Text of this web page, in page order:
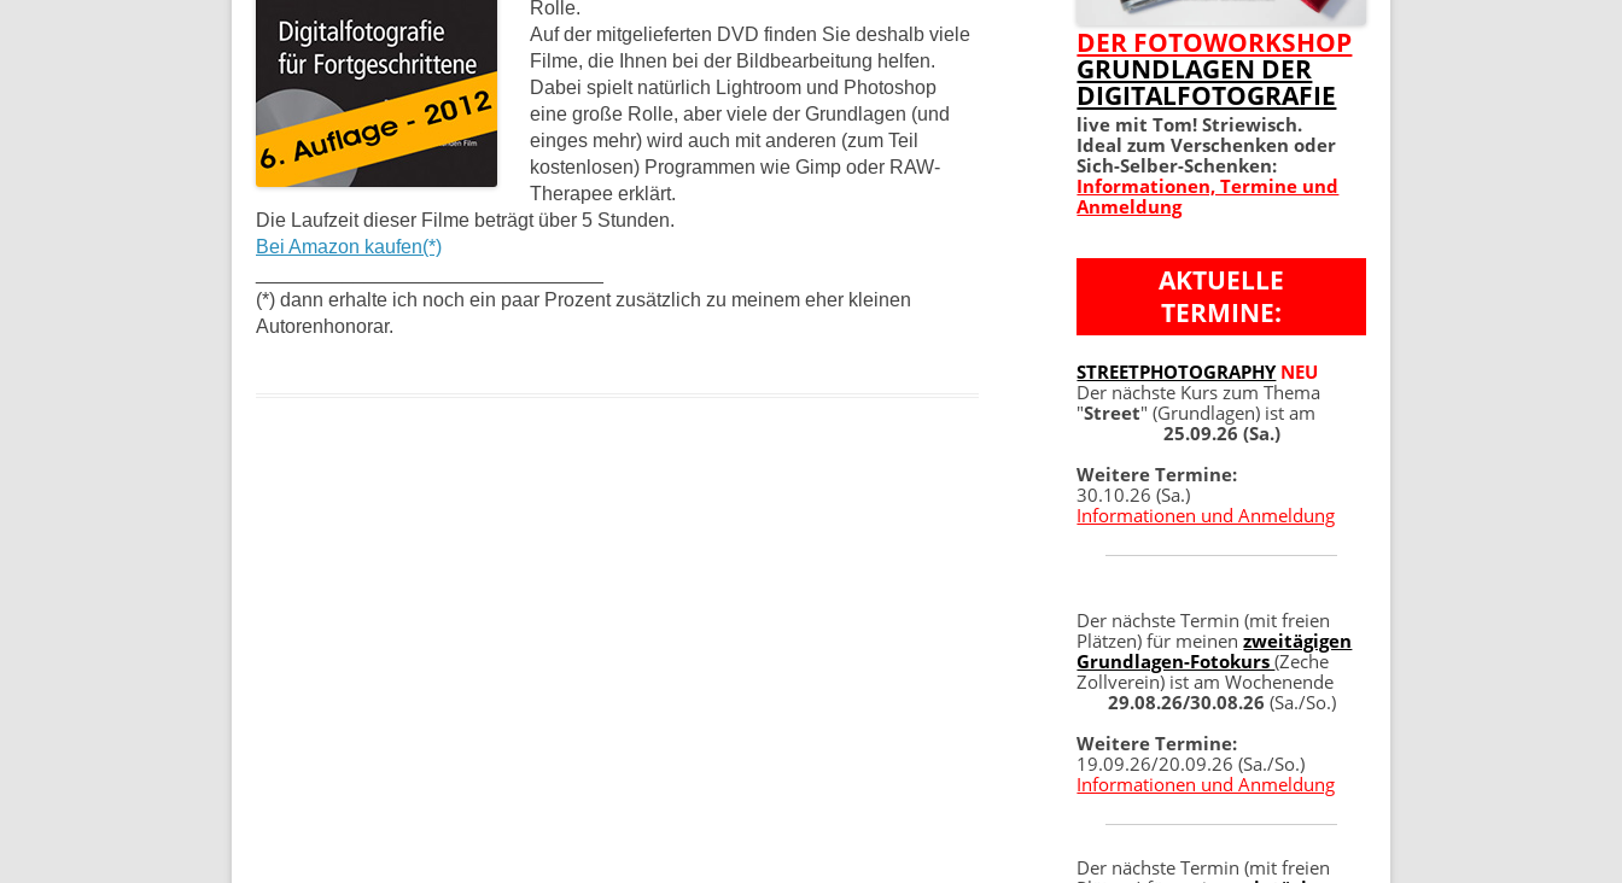
MEIN PERFEKTES FOTO 2.
AUFLAGE
100 TIPPS UND TRICKS 4.
AUFLAGE
SOZIALE NETZWERKE
DIVERSES
TOM! UNTERSTÜTZEN
Rolle.
Auf der mitgelieferten DVD finden Sie deshalb viele
Filme, die Ihnen bei der Bildbearbeitung helfen.
Dabei spielt natürlich Lightroom und Photoshop
eine große Rolle, aber viele der Grundlagen (und
einges mehr) wird auch mit anderen (zum Teil
kostenlosen) Programmen wie Gimp oder RAW-
Therapee erklärt.
Die Laufzeit dieser Filme beträgt über 5 Stunden.
Bei Amazon kaufen(*)
(*) dann erhalte ich noch ein paar Prozent zusätzlich zu meinem eher kleinen
Autorenhonorar.
DER FOTOWORKSHOP
GRUNDLAGEN DER
DIGITALFOTOGRAFIE
live mit Tom! Striewisch.
Ideal zum Verschenken oder
Sich-Selber-Schenken:
Informationen, Termine und
Anmeldung
AKTUELLE
TERMINE:
STREETPHOTOGRAPHY NEU
Der nächste Kurs zum Thema
"Street" (Grundlagen) ist am
25.09.26 (Sa.)
Weitere Termine:
30.10.26 (Sa.)
Informationen und Anmeldung
Der nächste Termin (mit freien
Plätzen) für meinenzweitägigen
Grundlagen-Fotokurs(Zeche
Zollverein) ist am Wochenende
29.08.26/30.08.26 (Sa./So.)
Weitere Termine:
19.09.26/20.09.26 (Sa./So.)
Informationen und Anmeldung
Der nächste Termin (mit freien